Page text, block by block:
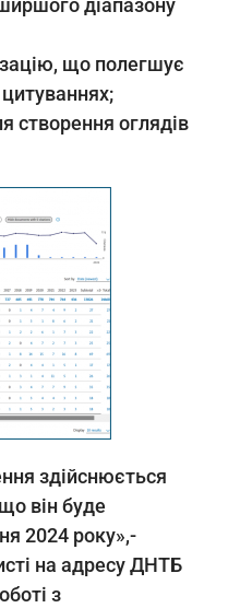
діапазону
що полегшує
цитуваннях;
створення оглядів
здійснюється
він буде
2024 року»,-
на адресу ДНТБ
з